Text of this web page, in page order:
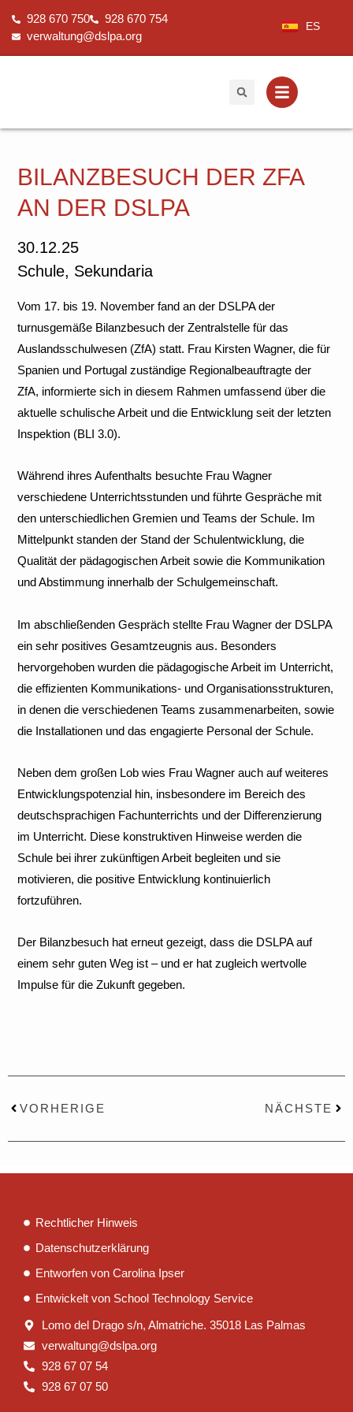
Inhalt
springen
928 670 750
928 670 754
verwaltung@dslpa.org
ES
BILANZBESUCH DER ZFA
AN DER DSLPA
30.12.25
Schule, Sekundaria
Vom 17. bis 19. November fand an der DSLPA der
turnusgemäße Bilanzbesuch der Zentralstelle für das
Auslandsschulwesen (ZfA) statt. Frau Kirsten Wagner, die für
Spanien und Portugal zuständige Regionalbeauftragte der
ZfA, informierte sich in diesem Rahmen umfassend über die
aktuelle schulische Arbeit und die Entwicklung seit der letzten
Inspektion (BLI 3.0).
Während ihres Aufenthalts besuchte Frau Wagner
verschiedene Unterrichtsstunden und führte Gespräche mit
den unterschiedlichen Gremien und Teams der Schule. Im
Mittelpunkt standen der Stand der Schulentwicklung, die
Qualität der pädagogischen Arbeit sowie die Kommunikation
und Abstimmung innerhalb der Schulgemeinschaft.
Im abschließenden Gespräch stellte Frau Wagner der DSLPA
ein sehr positives Gesamtzeugnis aus. Besonders
hervorgehoben wurden die pädagogische Arbeit im Unterricht,
die effizienten Kommunikations- und Organisationsstrukturen,
in denen die verschiedenen Teams zusammenarbeiten, sowie
die Installationen und das engagierte Personal der Schule.
Neben dem großen Lob wies Frau Wagner auch auf weiteres
Entwicklungspotenzial hin, insbesondere im Bereich des
deutschsprachigen Fachunterrichts und der Differenzierung
im Unterricht. Diese konstruktiven Hinweise werden die
Schule bei ihrer zukünftigen Arbeit begleiten und sie
motivieren, die positive Entwicklung kontinuierlich
fortzuführen.
Der Bilanzbesuch hat erneut gezeigt, dass die DSLPA auf
einem sehr guten Weg ist – und er hat zugleich wertvolle
Impulse für die Zukunft gegeben.
VORHERIGE
NÄCHSTE
Rechtlicher Hinweis
Datenschutzerklärung
Entworfen von Carolina Ipser
Entwickelt von School Technology Service
Lomo del Drago s/n, Almatriche. 35018 Las Palmas
verwaltung@dslpa.org
928 67 07 54
928 67 07 50